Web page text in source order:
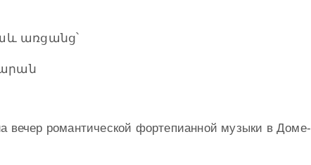
առցանց՝
вечер романтической фортепианной музыки в Доме-